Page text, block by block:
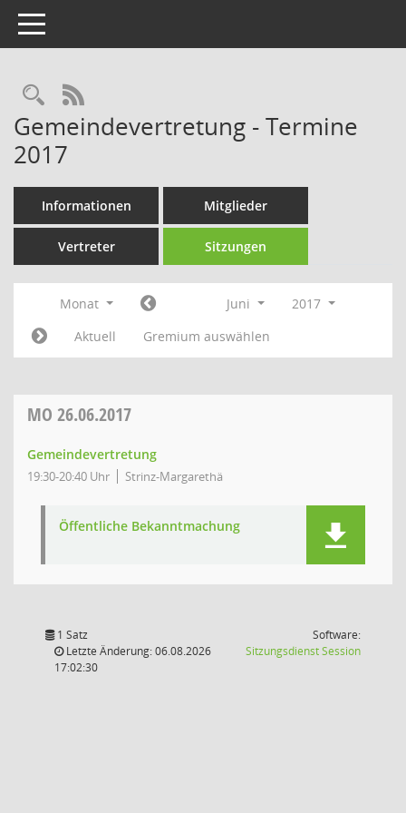
Toggle navigation
Rechercheauswahl
RSS-Feed
Gemeindevertretung - Termine
2017
Informationen Mitglieder
Vertreter Sitzungen
Monat Juni
2017
Aktuell
Gremium auswählen
MO 26.06.2017
Gemeindevertretung
19:30-20:40 Uhr Strinz-Margarethä
Öffentliche Bekanntmachung
1 Satz
Letzte Änderung: 06.08.2026
17:02:30
Software:
SitzungsdienstSession(Wird in